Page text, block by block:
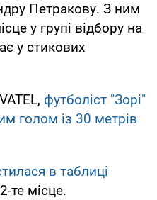
Петракову. З ним
у групі відбору на
у стикових
футболіст "Зорі"
голом із 30 метрів
в таблиці
те місце.